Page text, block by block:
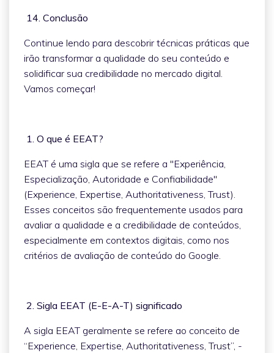
14. Conclusão
Continue lendo para descobrir técnicas práticas que
irão transformar a qualidade do seu conteúdo e
solidificar sua credibilidade no mercado digital.
Vamos começar!
1. O que é EEAT?
EEAT é uma sigla que se refere a "Experiência,
Especialização, Autoridade e Confiabilidade"
(Experience, Expertise, Authoritativeness, Trust).
Esses conceitos são frequentemente usados para
avaliar a qualidade e a credibilidade de conteúdos,
especialmente em contextos digitais, como nos
critérios de avaliação de conteúdo do Google.
2. Sigla EEAT (E-E-A-T) significado
A sigla EEAT geralmente se refere ao conceito de
“Experience, Expertise, Authoritativeness, Trust”, -